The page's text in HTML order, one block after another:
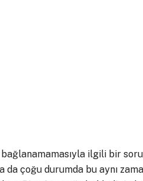
ilgili bir
çoğu durumda bu aynı